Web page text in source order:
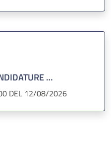
DELL'AZIENDA
AMMINISTRAZIONI
DEL 12/08/2026